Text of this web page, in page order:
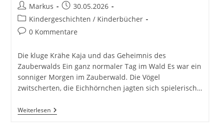
Beitrags-
Autor:
Markus
Beitrag
veröffentlicht:
30.05.2026
Beitrags-
Kategorie:
Kindergeschichten / Kinderbücher
Beitrags-
0 Kommentare
Die kluge Krähe Kaja und das Geheimnis des
Zauberwalds Ein ganz normaler Tag im Wald Es war ein
sonniger Morgen im Zauberwald. Die Vögel
zwitscherten, die Eichhörnchen jagten sich spielerisch…
WeiterlesenDie
Kluge